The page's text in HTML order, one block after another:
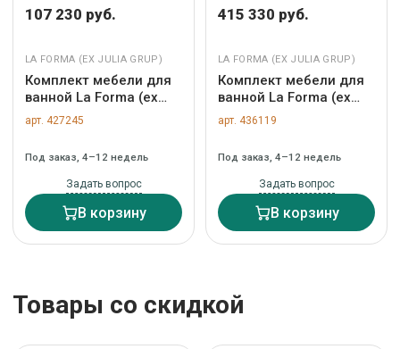
107 230 руб.
LA FORMA (ЕХ JULIA GRUP)
Комплект мебели для
ванной La Forma (ех
Julia Grup) Раковина
Darnen из серого
арт. 425197
арт. 427245
Под заказ, 4–12 недель
Задать вопрос
В корзину
415 330 руб.
LA FORMA (ЕХ JULIA GRUP)
Комплект мебели для
ванной La Forma (ех
Julia Grup) Тумба для
ванной Arely из стали и
арт. 422325
арт. 436119
Под заказ, 4–12 недель
Задать вопрос
В корзину
Товары со скидкой